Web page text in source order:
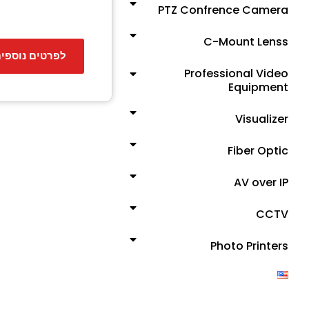
PTZ Confrence Camera
C-Mount Lenss
Professional Video
Equipment
Visualizer
Fiber Optic
AV over IP
CCTV
Photo Printers
לפרטים